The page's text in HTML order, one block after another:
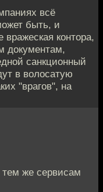
всё
быть, и
вражеская контора,
документам,
санкционный
в волосатую
"врагов", на
тем же сервисам